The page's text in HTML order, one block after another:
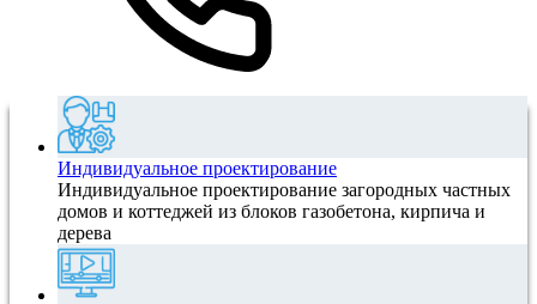
Индивидуальное проектирование
Индивидуальное проектирование загородных частных
домов и коттеджей из блоков газобетона, кирпича и
дерева